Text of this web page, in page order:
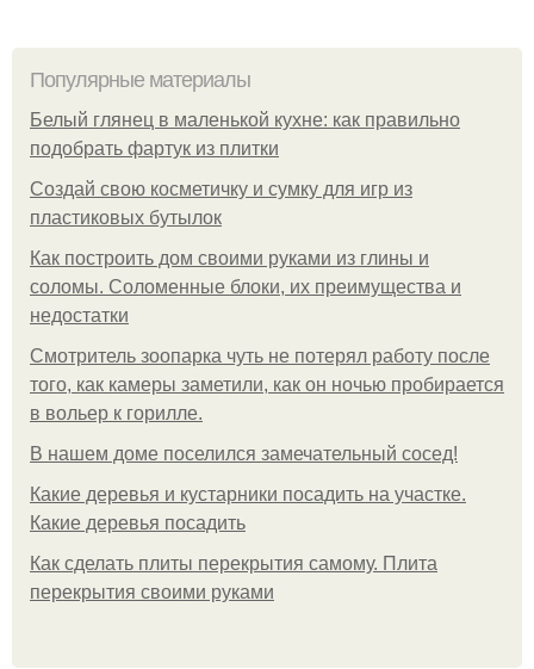
Популярные материалы
Белый глянец в маленькой кухне: как правильно
подобрать фартук из плитки
Создай свою косметичку и сумку для игр из
пластиковых бутылок
Как построить дом своими руками из глины и
соломы. Соломенные блоки, их преимущества и
недостатки
Смотритель зоопарка чуть не потерял работу после
того, как камеры заметили, как он ночью пробирается
в вольер к горилле.
В нашем доме поселился замечательный сосед!
Какие деревья и кустарники посадить на участке.
Какие деревья посадить
Как сделать плиты перекрытия самому. Плита
перекрытия своими руками